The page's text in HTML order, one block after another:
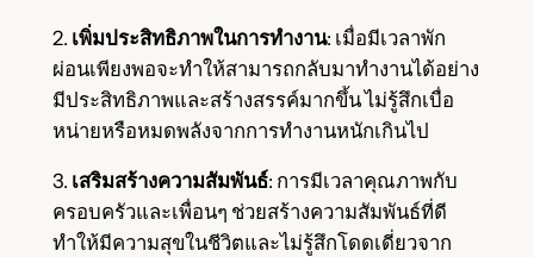
2. เพิ่มประสิทธิภาพในการทำงาน: เมื่อมีเวลาพัก
ผ่อนเพียงพอจะทำให้สามารถกลับมาทำงานได้อย่าง
มีประสิทธิภาพและสร้างสรรค์มากขึ้น ไม่รู้สึกเบื่อ
หน่ายหรือหมดพลังจากการทำงานหนักเกินไป
3. เสริมสร้างความสัมพันธ์: การมีเวลาคุณภาพกับ
ครอบครัวและเพื่อนๆ ช่วยสร้างความสัมพันธ์ที่ดี
ทำให้มีความสุขในชีวิตและไม่รู้สึกโดดเดี่ยวจาก